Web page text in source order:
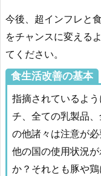
今後、超インフレと
をチャンスに変える
てください。
指摘されているよ
チ、全ての乳製品
の他諸々は注意が
他の国の使用状況
か？それとも豚や
食生活改善の基本